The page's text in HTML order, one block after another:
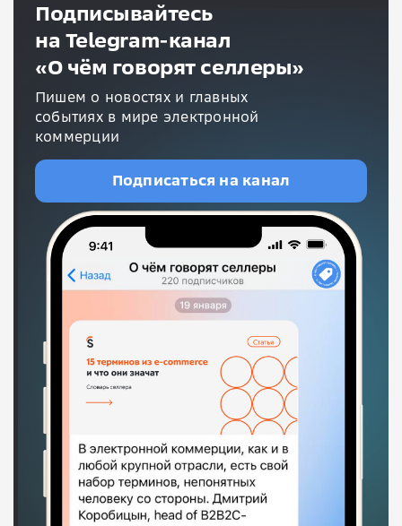
Подписывайтесь
на Telegram-канал
«О чём говорят селлеры»
Пишем о новостях и главных
событиях в мире электронной
коммерции
Подписаться на канал